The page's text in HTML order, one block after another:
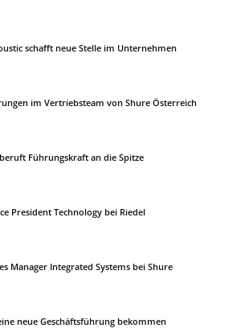
schafft neue Stelle im Unternehmen
im Vertriebsteam von Shure Österreich
Führungskraft an die Spitze
President Technology bei Riedel
Manager Integrated Systems bei Shure
neue Geschäftsführung bekommen